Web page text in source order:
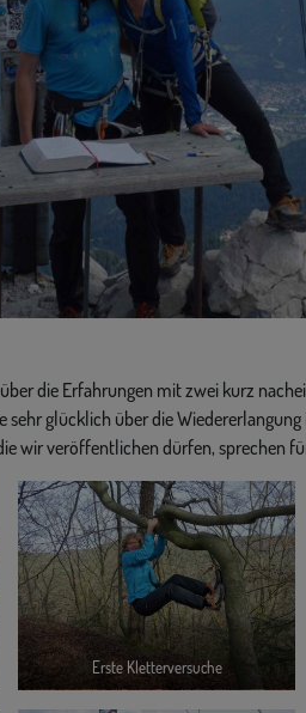
die Erfahrungen mit zwei kurz
sehr glücklich über die
wir veröffentlichen dürfen, sprechen
Erste Kletterversuche